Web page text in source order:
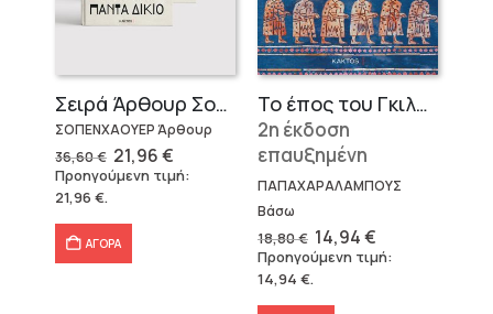
Σειρά Άρθουρ Σοπενχάουερ (3 βιβλία)
ΣΟΠΕΝΧΑΟΥΕΡ Άρθουρ
36,60€ Original
price
was:
21,96€Η
τρέχουσα
τιμή
Προηγούμενη τιμή:
21,96 €.
ΑΓΟΡΑ
Το έπος του Γκιλγκαμές
2η έκδοση
επαυξημένη
ΠΑΠΑΧΑΡΑΛΑΜΠΟΥΣ
Βάσω
18,80€ Original
price
was:
18,80 €.
14,94€Η
τρέχουσα
τιμή
Προηγούμενη τιμή:
14,94 €.